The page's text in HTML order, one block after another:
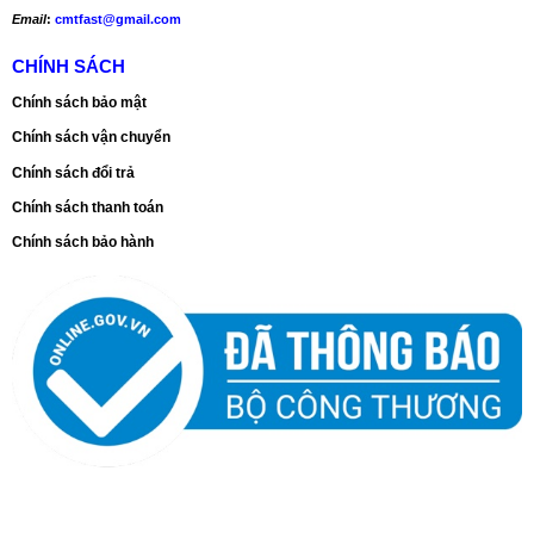
Email: cmtfast@gmail.com
CHÍNH SÁCH
Chính sách bảo mật
Chính sách vận chuyển
Chính sách đổi trả
Chính sách thanh toán
Chính sách bảo hành